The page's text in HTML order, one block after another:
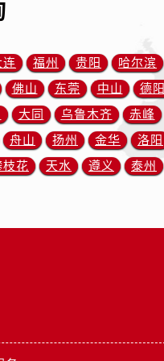
连 福州 贵阳 哈尔滨
佛山 东莞 中山 德阳
大同 乌鲁木齐 赤峰
舟山 扬州 金华 洛阳
枝花 天水 遵义 泰州